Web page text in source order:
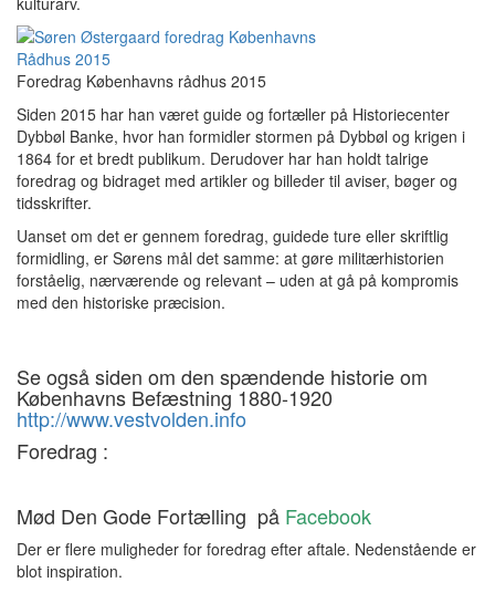
Foredrag Københavns rådhus 2015
Siden 2015 har han været guide og fortæller på Historiecenter
Dybbøl Banke, hvor han formidler stormen på Dybbøl og krigen i
1864 for et bredt publikum. Derudover har han holdt talrige
foredrag og bidraget med artikler og billeder til aviser, bøger og
tidsskrifter.
Uanset om det er gennem foredrag, guidede ture eller skriftlig
formidling, er Sørens mål det samme: at gøre militærhistorien
forståelig, nærværende og relevant – uden at gå på kompromis
med den historiske præcision.
Se også siden om den spændende historie om
Københavns Befæstning 1880-1920
http://www.vestvolden.info
Foredrag :
Mød Den Gode Fortælling på Facebook
Der er flere muligheder for foredrag efter aftale. Nedenstående er
blot inspiration.